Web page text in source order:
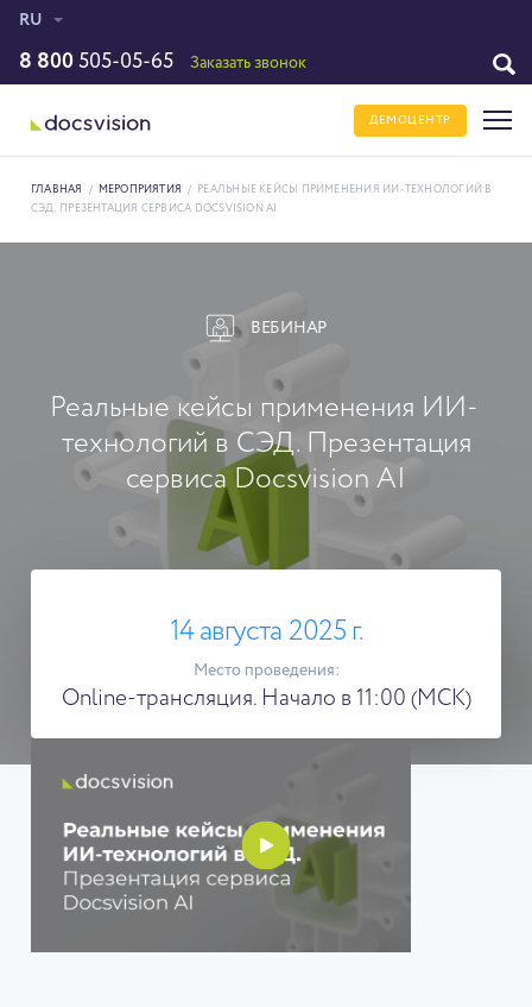
RU
8 800 505-05-65 Заказать звонок
ДЕМОЦЕНТР
ГЛАВНАЯ / МЕРОПРИЯТИЯ /
РЕАЛЬНЫЕ КЕЙСЫ ПРИМЕНЕНИЯ ИИ-ТЕХНОЛОГИЙ В
СЭД. ПРЕЗЕНТАЦИЯ СЕРВИСА DOCSVISION AI
ВЕБИНАР
Реальные кейсы применения ИИ-
технологий в СЭД. Презентация
сервиса Docsvision AI
14 августа 2025 г.
Место проведения:
Online-трансляция. Начало в 11:00 (МСК)